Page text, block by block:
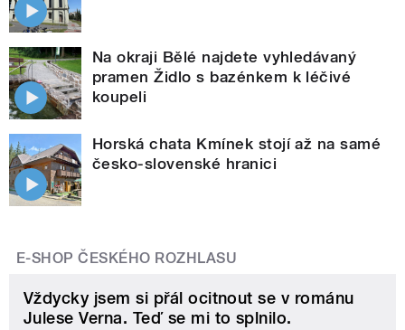
Na okraji Bělé najdete vyhledávaný
pramen Židlo s bazénkem k léčivé
koupeli
Horská chata Kmínek stojí až na samé
česko-slovenské hranici
E-SHOP ČESKÉHO ROZHLASU
Vždycky jsem si přál ocitnout se v románu
Julese Verna. Teď se mi to splnilo.